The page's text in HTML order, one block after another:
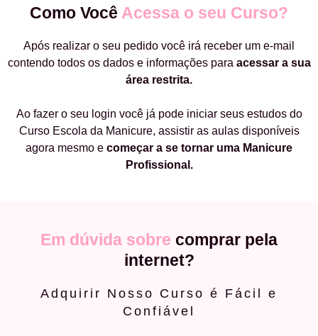
Como Você Acessa o seu Curso?
Após realizar o seu pedido você irá receber um e-mail
contendo todos os dados e informações para acessar a sua
área restrita.
Ao fazer o seu login você já pode iniciar seus estudos do
Curso Escola da Manicure, assistir as aulas disponíveis
agora mesmo e começar a se tornar uma Manicure
Profissional.
Em dúvida sobre comprar pela
internet?
Adquirir Nosso Curso é Fácil e
Confiável